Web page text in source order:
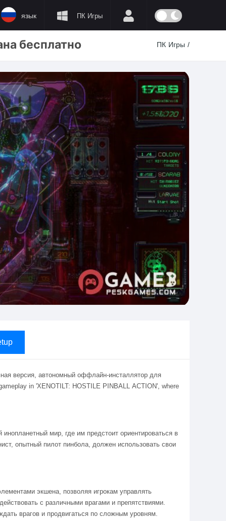
ПК Игры
язык
бесплатно ПК Игры /
версия, автономный оффлайн-инсталлятор для
in 'XENOTILT: HOSTILE PINBALL ACTION', where
мир, где им предстоит ориентироваться в
опытный пилот пинбола, должен использовать свои
экшена, позволяя игрокам управлять
с различными врагами и препятствиями.
врагов и продвигаться по сложным уровням.